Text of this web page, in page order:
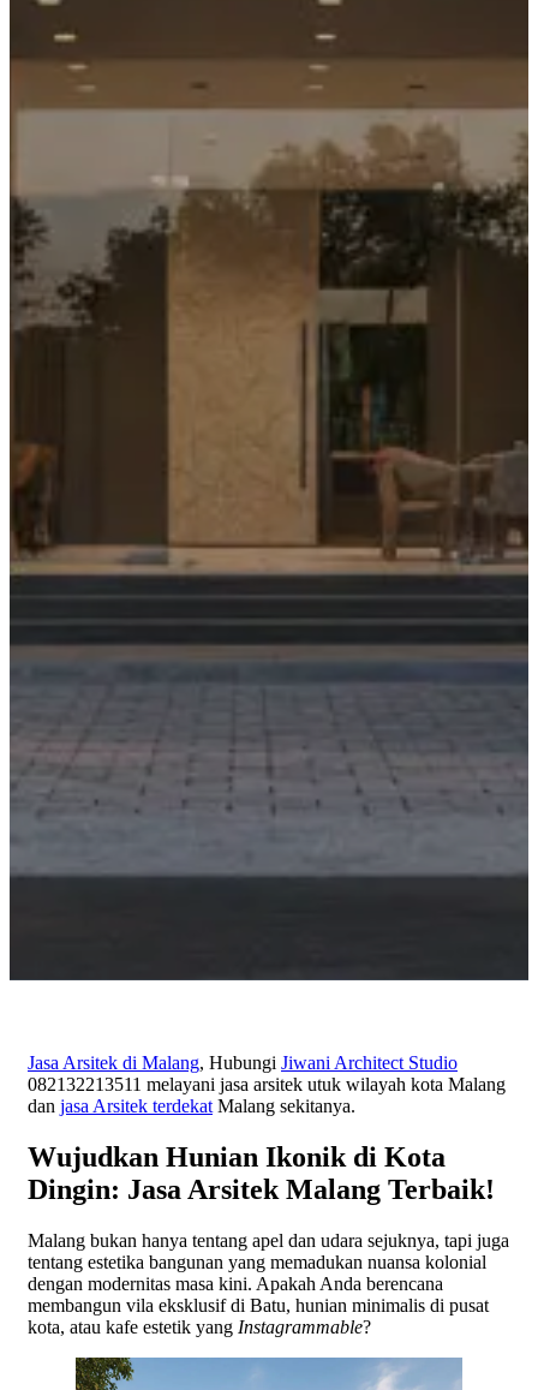
Jasa Arsitek di Malang, Hubungi Jiwani Architect Studio
082132213511 melayani jasa arsitek utuk wilayah kota Malang
dan jasa Arsitek terdekat Malang sekitanya.
Wujudkan Hunian Ikonik di Kota
Dingin: Jasa Arsitek Malang Terbaik!
Malang bukan hanya tentang apel dan udara sejuknya, tapi juga
tentang estetika bangunan yang memadukan nuansa kolonial
dengan modernitas masa kini. Apakah Anda berencana
membangun vila eksklusif di Batu, hunian minimalis di pusat
kota, atau kafe estetik yang Instagrammable?